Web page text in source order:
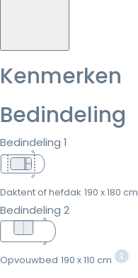
Kenmerken
Bedindeling
Bedindeling 1
Daktent of hefdak 190 x 180 cm
Bedindeling 2
Opvouwbed 190 x 110 cm